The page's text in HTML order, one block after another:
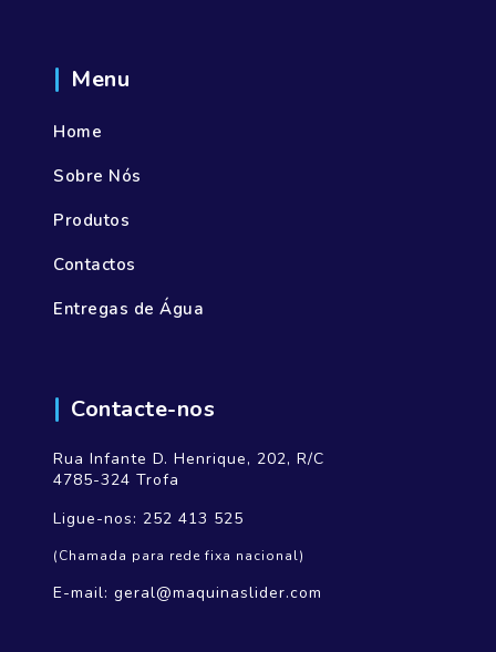
Menu
Home
Sobre Nós
Produtos
Contactos
Entregas de Água
Contacte-nos
Rua Infante D. Henrique, 202, R/C
4785-324 Trofa
Ligue-nos: 252 413 525
(Chamada para rede fixa nacional)
E-mail: geral@maquinaslider.com